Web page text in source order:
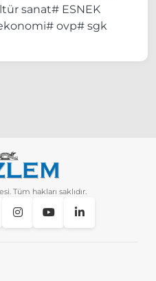
sanat# ESNEK
# ovp# sgk
Tüm hakları saklıdır.